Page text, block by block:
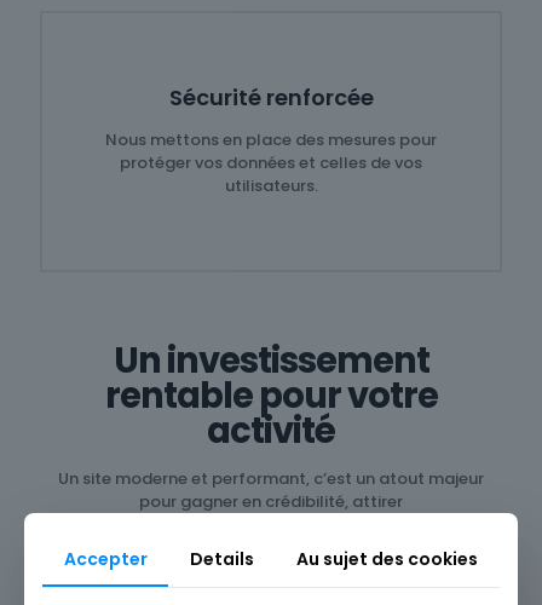
Sécurité renforcée
Nous mettons en place des mesures pour
protéger vos données et celles de vos
utilisateurs.
Un investissement
rentable pour votre
activité
Un site moderne et performant, c’est un atout majeur
pour gagner en crédibilité, attirer
Ne laissez pas un site dépassé freiner votre succès !
Accepter Details Au sujet des cookies